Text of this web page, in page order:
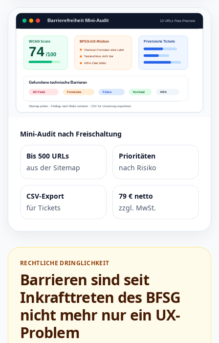
Mini-Audit nach Freischaltung
Bis 500 URLs
aus der Sitemap
Prioritäten
nach Risiko
CSV-Export
für Tickets
79 € netto
zzgl. MwSt.
RECHTLICHE DRINGLICHKEIT
Barrieren sind seit
Inkrafttreten des BFSG
nicht mehr nur ein UX-
Problem